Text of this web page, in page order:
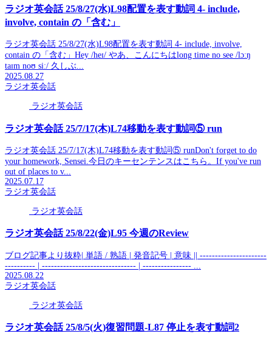
ラジオ英会話 25/8/27(水)L98配置を表す動詞 4- include,
involve, contain の「含む」
ラジオ英会話 25/8/27(水)L98配置を表す動詞 4- include, involve,
contain の「含む」Hey /heɪ/ やあ、こんにちはlong time no see /lɔːŋ
taɪm noʊ siː/ 久しぶ...
2025.08.27
ラジオ英会話
ラジオ英会話
ラジオ英会話 25/7/17(木)L74移動を表す動詞⑤ run
ラジオ英会話 25/7/17(木)L74移動を表す動詞⑤ runDon't forget to do
your homework, Sensei.今日のキーセンテンスはこちら。If you've run
out of places to v...
2025.07.17
ラジオ英会話
ラジオ英会話
ラジオ英会話 25/8/22(金)L95 今週のReview
ブログ記事より抜粋| 単語 / 熟語 | 発音記号 | 意味 || ----------------------
---------- | ------------------------------- | ---------------- ...
2025.08.22
ラジオ英会話
ラジオ英会話
ラジオ英会話 25/8/5(火)復習問題-L87 停止を表す動詞2